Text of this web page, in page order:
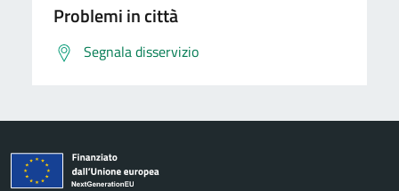
Problemi in città
Segnala disservizio